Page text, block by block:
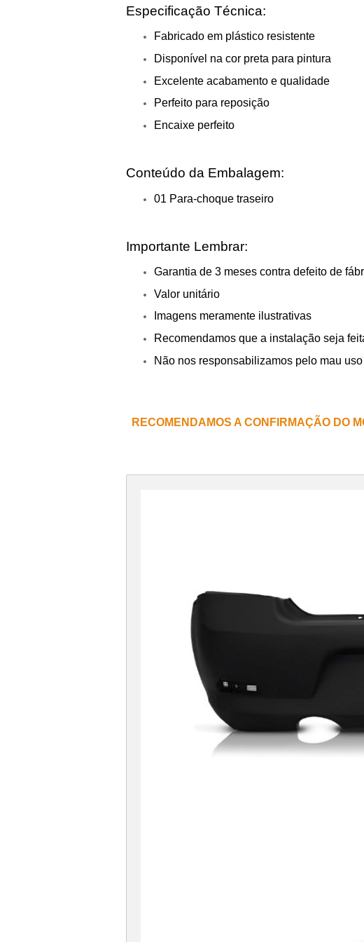
Especificação Técnica:
Fabricado em plástico resistente
Disponível na cor preta para pintura
Excelente acabamento e qualidade
Perfeito para reposição
Encaixe perfeito
Conteúdo da Embalagem:
01 Para-choque traseiro
Importante Lembrar:
Garantia de 3 meses contra defeito de
Valor unitário
Imagens meramente ilustrativas
Recomendamos que a instalação seja
Não nos responsabilizamos pelo mau
RECOMENDAMOS A CONFIRMAÇÃO DO